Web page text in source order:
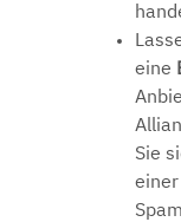
eine
Sie
einer